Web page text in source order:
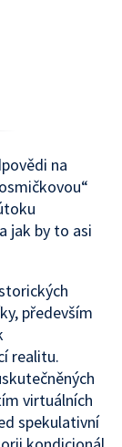
na
jak by to asi
především
realitu.
virtuálních
spekulativní